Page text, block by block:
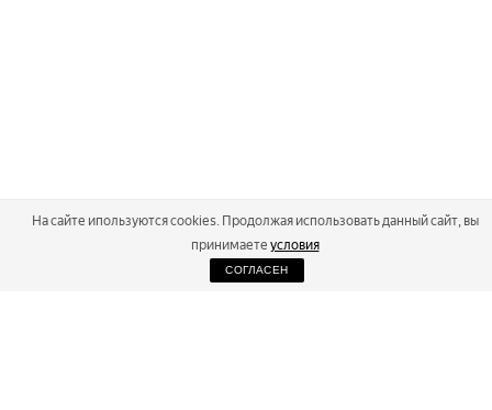
2026
На сайте ипользуются cookies. Продолжая использовать данный сайт, вы
принимаете условия
СОГЛАСЕН